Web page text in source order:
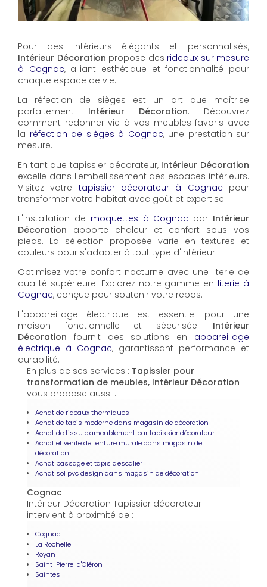
Pour des intérieurs élégants et personnalisés,
Intérieur Décoration propose des rideaux sur mesure
à Cognac, alliant esthétique et fonctionnalité pour
chaque espace de vie.
La réfection de sièges est un art que maîtrise
parfaitement Intérieur Décoration. Découvrez
comment redonner vie à vos meubles favoris avec
la réfection de sièges à Cognac, une prestation sur
mesure.
En tant que tapissier décorateur, Intérieur Décoration
excelle dans l'embellissement des espaces intérieurs.
Visitez votre tapissier décorateur à Cognac pour
transformer votre habitat avec goût et expertise.
L'installation de moquettes à Cognac par Intérieur
Décoration apporte chaleur et confort sous vos
pieds. La sélection proposée varie en textures et
couleurs pour s'adapter à tout type d'intérieur.
Optimisez votre confort nocturne avec une literie de
qualité supérieure. Explorez notre gamme en literie à
Cognac, conçue pour soutenir votre repos.
L'appareillage électrique est essentiel pour une
maison fonctionnelle et sécurisée. Intérieur
Décoration fournit des solutions en appareillage
électrique à Cognac, garantissant performance et
durabilité.
En plus de ses services : Tapissier pour
transformation de meubles, Intérieur Décoration
vous propose aussi :
Achat de rideaux thermiques
Achat de tapis moderne dans magasin de décoration
Achat de tissu d'ameublement par tapissier décorateur
Achat et vente de tenture murale dans magasin de
décoration
Achat passage et tapis d'escalier
Achat sol pvc design dans magasin de décoration
Cognac
Intérieur Décoration Tapissier décorateur
intervient à proximité de :
Cognac
La Rochelle
Royan
Saint-Pierre-d'Oléron
Saintes